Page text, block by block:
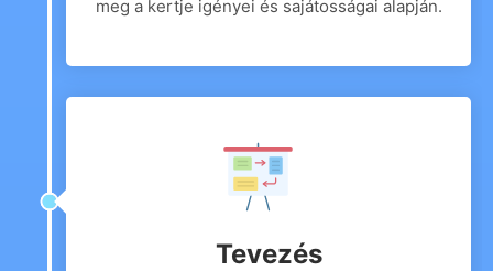
meg a kertje igényei és sajátosságai alapján.
Tevezés